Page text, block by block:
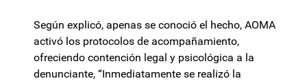
Según explicó, apenas se conoció el hecho, AOMA
activó los protocolos de acompañamiento,
ofreciendo contención legal y psicológica a la
denunciante, “Inmediatamente se realizó la